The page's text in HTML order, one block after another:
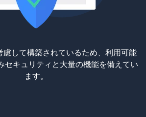
して構築されているため、利用可能
セキュリティと大量の機能を備えてい
ます。